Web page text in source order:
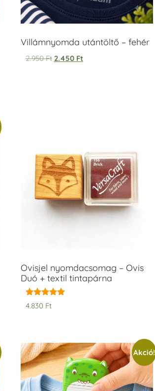
Villámnyomda utántöltő – fehér
2.950Ft 2.450 Ft
Ovisjel nyomdacsomag – Ovis
Duó + textil tintapárna
Értékelés:
5.00
4.830 Ft
Akció!